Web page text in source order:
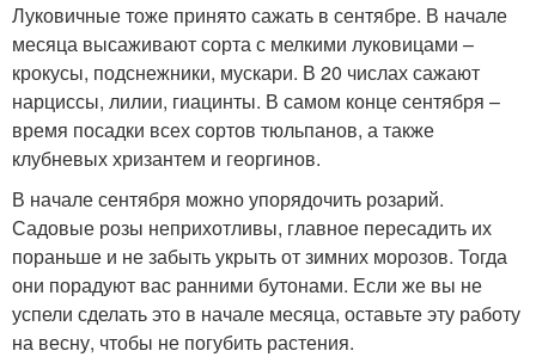
Луковичные тоже принято сажать в сентябре. В начале
месяца высаживают сорта с мелкими луковицами –
крокусы, подснежники, мускари. В 20 числах сажают
нарциссы, лилии, гиацинты. В самом конце сентября –
время посадки всех сортов тюльпанов, а также
клубневых хризантем и георгинов.
В начале сентября можно упорядочить розарий.
Садовые розы неприхотливы, главное пересадить их
пораньше и не забыть укрыть от зимних морозов. Тогда
они порадуют вас ранними бутонами. Если же вы не
успели сделать это в начале месяца, оставьте эту работу
на весну, чтобы не погубить растения.